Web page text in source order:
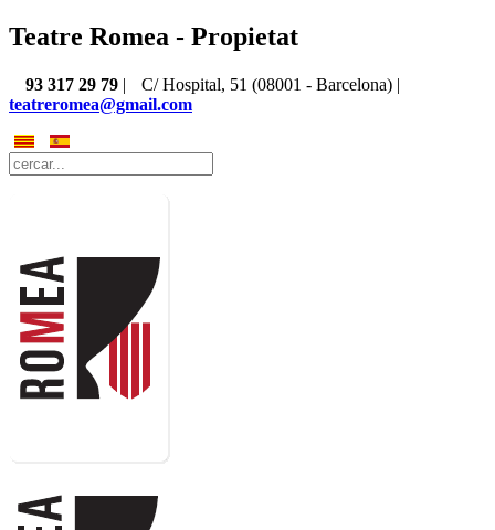
Teatre Romea - Propietat
93 317 29 79 |
C/ Hospital, 51 (08001 - Barcelona) |
teatreromea@gmail.com